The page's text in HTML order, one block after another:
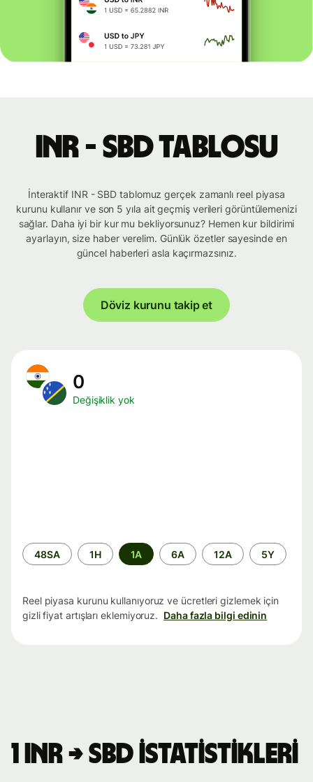
INR - SBD tablosu
İnteraktif INR - SBD tablomuz gerçek zamanlı reel piyasa
kurunu kullanır ve son 5 yıla ait geçmiş verileri görüntülemenizi
sağlar. Daha iyi bir kur mu bekliyorsunuz? Hemen kur bildirimi
ayarlayın, size haber verelim. Günlük özetler sayesinde en
güncel haberleri asla kaçırmazsınız.
Döviz kurunu takip et
0
Değişiklik yok
Zaman
aralığı
48SA 1H 1A 6A 12A 5Y
Reel piyasa kurunu kullanıyoruz ve ücretleri gizlemek için
gizli fiyat artışları eklemiyoruz. Daha fazla bilgi edinin
1 INR → SBD istatistikleri